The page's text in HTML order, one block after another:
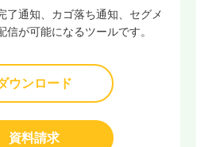
了通知、カゴ落ち通知、セグメ
信が可能になるツールです。
ウンロード
資料請求